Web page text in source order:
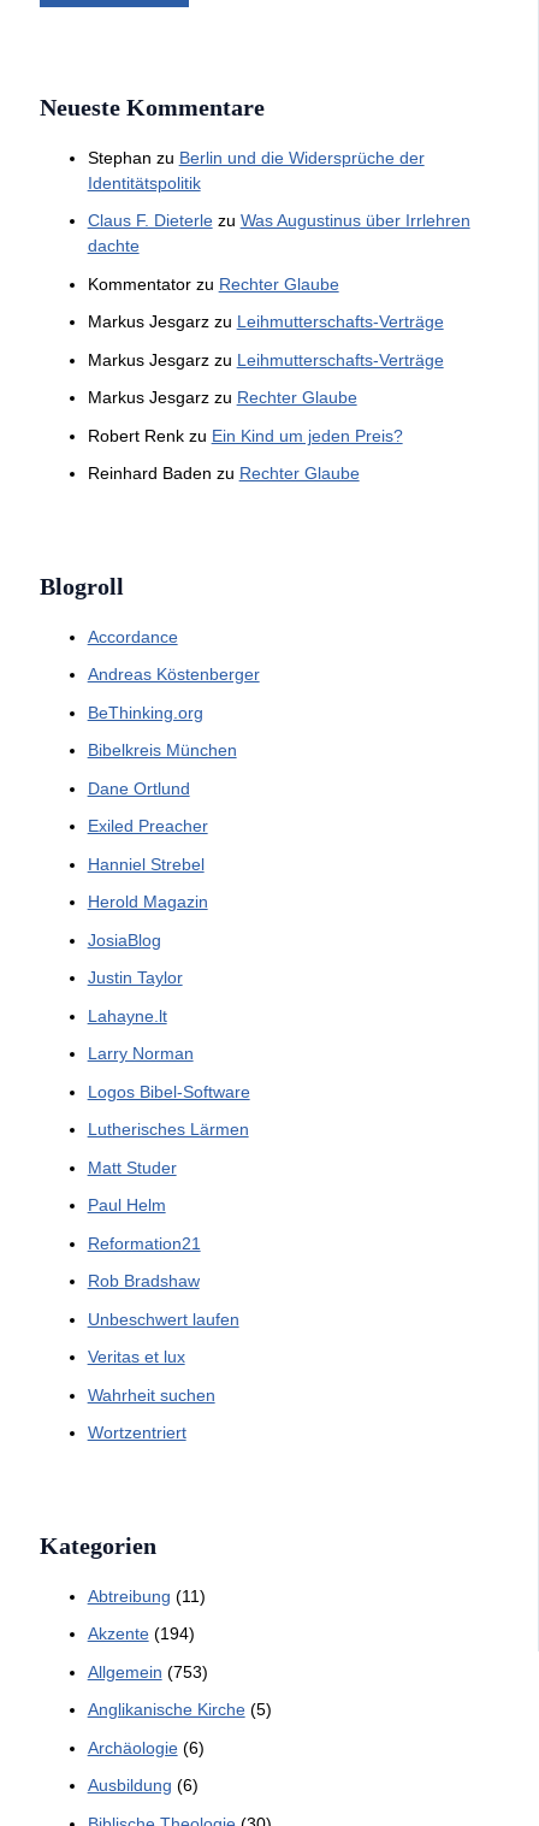
Neueste Kommentare
Stephan zu Berlin und die Widersprüche der
Identitätspolitik
Claus F. Dieterlezu Was Augustinus über Irrlehren
dachte
Kommentatorzu Rechter Glaube
Markus Jesgarzzu Leihmutterschafts-Verträge
Markus Jesgarzzu Leihmutterschafts-Verträge
Markus Jesgarzzu Rechter Glaube
Robert Renkzu Ein Kind um jeden Preis?
Reinhard Baden zu Rechter Glaube
Blogroll
Accordance
Andreas Köstenberger
BeThinking.org
Bibelkreis München
Dane Ortlund
Exiled Preacher
Hanniel Strebel
Herold Magazin
JosiaBlog
Justin Taylor
Lahayne.lt
Larry Norman
Logos Bibel-Software
Lutherisches Lärmen
Matt Studer
Paul Helm
Reformation21
Rob Bradshaw
Unbeschwert laufen
Veritas et lux
Wahrheit suchen
Wortzentriert
Kategorien
Abtreibung (11)
Akzente(194)
Allgemein (753)
Anglikanische Kirche(5)
Archäologie(6)
Ausbildung (6)